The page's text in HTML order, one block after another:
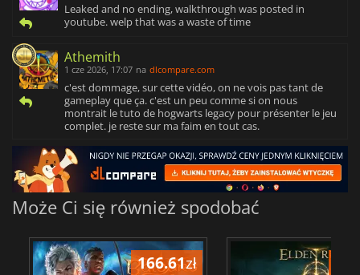
Leaked and no ending, walkthrough was posted in
youtube. welp that was a waste of time
Athemith
1 cze 2026, 17:07 na dlcompare.com
c'est dommage, sur cette vidéo, on ne vois pas tant de
gameplay que ça. c'est un peu comme si on nous
montrait le tuto de hogwarts legacy pour présenter le jeu
complet. je reste sur ma faim en tout cas.
Może Ci się również spodobać
166.61zł